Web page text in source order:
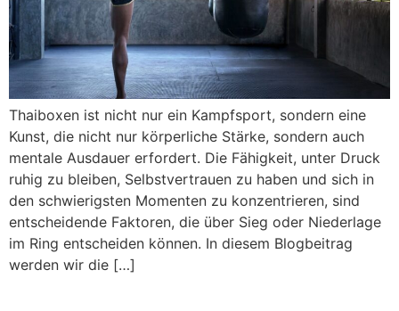
Thaiboxen ist nicht nur ein Kampfsport, sondern eine
Kunst, die nicht nur körperliche Stärke, sondern auch
mentale Ausdauer erfordert. Die Fähigkeit, unter Druck
ruhig zu bleiben, Selbstvertrauen zu haben und sich in
den schwierigsten Momenten zu konzentrieren, sind
entscheidende Faktoren, die über Sieg oder Niederlage
im Ring entscheiden können. In diesem Blogbeitrag
werden wir die […]